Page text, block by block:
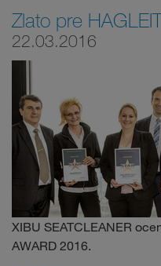
Zlato pre
22.03.2016
XIBU SEATCLEANER
AWARD 2016.